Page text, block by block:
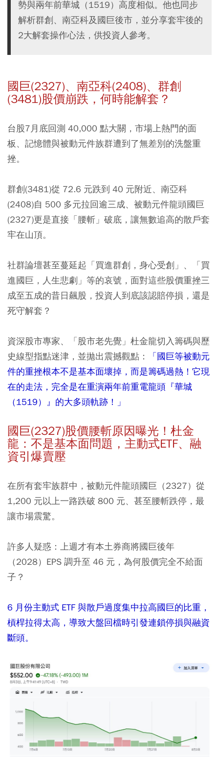
勢與兩年前華城（1519）高度相似。他也同步
解析群創、南亞科及國巨後市，並分享套牢後的
2大解套操作心法，供投資人參考。
國巨(2327)、南亞科(2408)、群創
(3481)股價崩跌，何時能解套？
台股7月底回測 40,000 點大關，市場上熱門的面
板、記憶體與被動元件族群遭到了無差別的洗盤重
挫。
群創(3481)從 72.6 元跌到 40 元附近、南亞科
(2408)自 500 多元拉回逾三成、被動元件龍頭國巨
(2327)更是直接「腰斬」破底，讓無數追高的散戶套
牢在山頂。
社群論壇甚至蔓延起「買進群創，身心受創」、「買
進國巨，人生悲劇」等的哀號，面對這些股價重挫三
成至五成的昔日飆股，投資人到底該認賠停損，還是
死守解套？
資深股市專家、「股市老先覺」杜金龍切入籌碼與歷
史線型指點迷津，並拋出震撼觀點：
「國巨等被動元
件的重挫根本不是基本面壞掉，而是籌碼過熱！它現
在的走法，完全是在重演兩年前重電龍頭『華城
（1519）』的大多頭軌跡！」
國巨(2327)股價腰斬原因曝光！杜金
龍：不是基本面問題，主動式ETF、融
資引爆賣壓
在所有套牢族群中，被動元件龍頭國巨（2327）從
1,200 元以上一路跌破 800 元、甚至腰斬跌停，最
讓市場震驚。
許多人疑惑：上週才有本土券商將國巨後年
（2028）EPS 調升至 46 元，為何股價完全不給面
子？
6 月份主動式 ETF 與散戶過度集中拉高國巨的比重，
槓桿拉得太高，導致大盤回檔時引發連鎖停損與融資
斷頭。